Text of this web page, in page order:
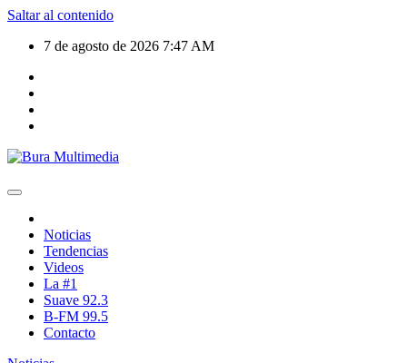
Saltar al contenido
7 de agosto de 2026 7:47 AM
Noticias
Tendencias
Videos
La #1
Suave 92.3
B-FM 99.5
Contacto